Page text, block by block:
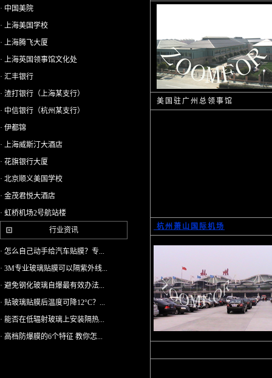
· 中国美院
· 上海美国学校
· 上海腾飞大厦
· 上海英国领事馆文化处
· 汇丰银行
· 渣打银行（上海某支行）
· 中信银行（杭州某支行）
· 伊都锦
· 上海威斯汀大酒店
· 花旗银行大厦
· 北京顺义美国学校
· 金茂君悦大酒店
· 虹桥机场2号航站楼
行业资讯
· 怎么自己动手给汽车贴膜？专...
· 3M专业玻璃贴膜可以隔紫外线...
· 避免钢化玻璃自爆最有效办法...
· 贴玻璃贴膜后温度可降12°C？...
· 能否在低辐射玻璃上安装隔热...
· 高档防爆膜的6个特征 教你怎...
美国驻广州总领事馆
杭州萧山国际机场